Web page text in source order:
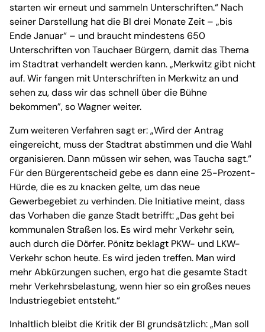
starten wir erneut und sammeln Unterschriften.“ Nach
seiner Darstellung hat die BI drei Monate Zeit – „bis
Ende Januar“ – und braucht mindestens 650
Unterschriften von Tauchaer Bürgern, damit das Thema
im Stadtrat verhandelt werden kann. „Merkwitz gibt nicht
auf. Wir fangen mit Unterschriften in Merkwitz an und
sehen zu, dass wir das schnell über die Bühne
bekommen”, so Wagner weiter.
Zum weiteren Verfahren sagt er: „Wird der Antrag
eingereicht, muss der Stadtrat abstimmen und die Wahl
organisieren. Dann müssen wir sehen, was Taucha sagt.“
Für den Bürgerentscheid gebe es dann eine 25-Prozent-
Hürde, die es zu knacken gelte, um das neue
Gewerbegebiet zu verhinden. Die Initiative meint, dass
das Vorhaben die ganze Stadt betrifft: „Das geht bei
kommunalen Straßen los. Es wird mehr Verkehr sein,
auch durch die Dörfer. Pönitz beklagt PKW- und LKW-
Verkehr schon heute. Es wird jeden treffen. Man wird
mehr Abkürzungen suchen, ergo hat die gesamte Stadt
mehr Verkehrsbelastung, wenn hier so ein großes neues
Industriegebiet entsteht.“
Inhaltlich bleibt die Kritik der BI grundsätzlich: „Man soll